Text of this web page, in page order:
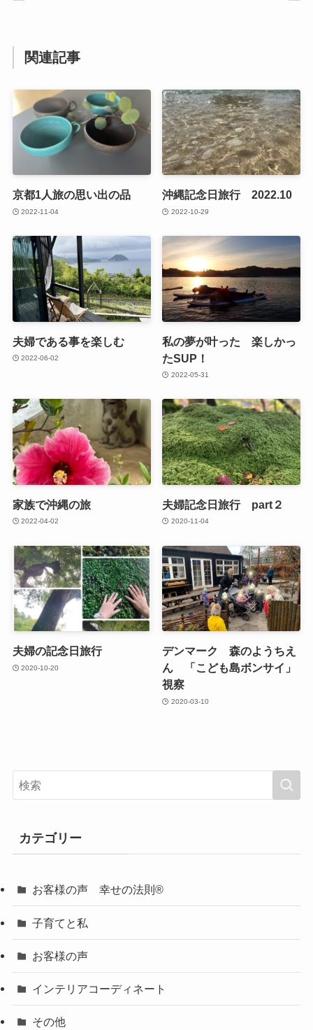
関連記事
京都1人旅の思い出の品
2022-11-04
沖縄記念日旅行 2022.10
2022-10-29
夫婦である事を楽しむ
2022-06-02
私の夢が叶った 楽しかっ
たSUP！
2022-05-31
家族で沖縄の旅
2022-04-02
夫婦記念日旅行 part２
2020-11-04
夫婦の記念日旅行
2020-10-20
デンマーク 森のようちえ
ん 「こども島ボンサイ」
視察
2020-03-10
カテゴリー
お客様の声 幸せの法則®︎
子育てと私
お客様の声
インテリアコーディネート
その他